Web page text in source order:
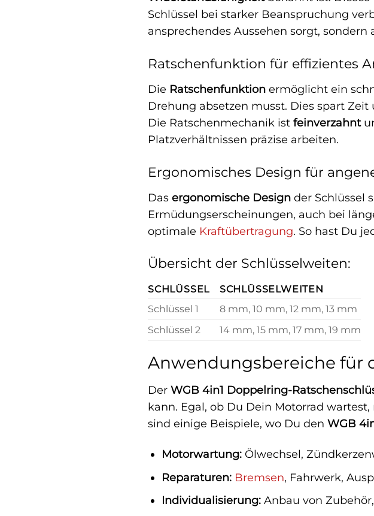
Schlüssel bei starker Beanspruchung
ansprechendes Aussehen sorgt,
Ratschenfunktion für effizientes
Die Ratschenfunktion ermöglicht ein
Drehung absetzen musst. Dies spart
Die Ratschenmechanik ist feinverzahnt
Platzverhältnissen präzise arbeiten.
Ergonomisches Design für
Das ergonomische Design der Schlüssel
Ermüdungserscheinungen, auch bei
optimale Kraftübertragung. So hast Du
Übersicht der Schlüsselweiten:
SCHLÜSSEL
SCHLÜSSELWEITEN
Schlüssel 1
8 mm, 10 mm, 12 mm, 13 mm
Schlüssel 2
14 mm, 15 mm, 17 mm, 19 mm
Anwendungsbereiche für
Der WGB 4in1 Doppelring-
kann. Egal, ob Du Dein Motorrad
sind einige Beispiele, wo Du den WGB
Motorwartung:Ölwechsel,
Reparaturen: Bremsen, Fahrwerk,
Individualisierung:Anbau von